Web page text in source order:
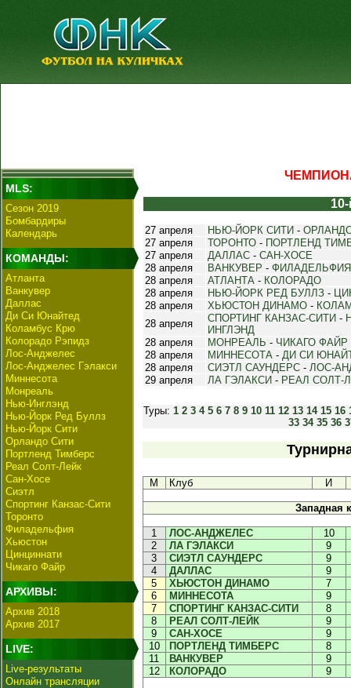
MLS:
Сезон 2019
Бомбардиры
Календарь
КОМАНДЫ:
Атланта
Ванкувер
Даллас
Ди Си Юнайтед
Коламбус Крю
Колорадо Рэпидз
Лос-Анджелес
Лос-Анджелес Гэлакси
Миннесота
Монреаль
Нью-Инглэнд
Нью-Йорк Ред Буллз
Нью-Йорк Сити
Орландо Сити
Портленд Тимберс
Реал Солт-Лейк
Сан-Хосе
Сиэтл
Спортинг Канзас-Сити
Торонто
Филадельфия
Хьюстон
Цинциннати
Чикаго Файр
АРХИВЫ:
Архив 2018
Архив 2017
LIVE:
Live-результаты
Онлайн трансляции
27 апреля НЬЮ-ЙОРК СИТИ -
27 апреля
ТОРОНТО - ПОРТЛЕНД
27 апреля
ДАЛЛАС - САН-ХОСЕ
28 апреля
ВАНКУВЕР - ФИЛАДЕЛЬФИЯ
28 апреля
АТЛАНТА - КОЛОРАДО
28 апреля
НЬЮ-ЙОРК РЕД БУЛЛЗ -
28 апреля
ХЬЮСТОН ДИНАМО -
28 апреля
СПОРТИНГ КАНЗАС-СИТИ -
ИНГЛЭНД
28 апреля
МОНРЕАЛЬ - ЧИКАГО ФАЙР
28 апреля
МИННЕСОТА - ДИ СИ
28 апреля
СИЭТЛ САУНДЕРС - ЛОС-
29 апреля
ЛА ГЭЛАКСИ - РЕАЛ СОЛТ-
Туры: 1 2 3 4 5 6 7 8 9 10 11 12 13 14 15 16
33 34 35 36
М Клуб И
Западная
1 ЛОС-АНДЖЕЛЕС
10
2
ЛА ГЭЛАКСИ
9
3
СИЭТЛ САУНДЕРС
9
4
ДАЛЛАС
9
5
ХЬЮСТОН ДИНАМО
7
6
МИННЕСОТА
9
7
СПОРТИНГ КАНЗАС-СИТИ
8
8
РЕАЛ СОЛТ-ЛЕЙК
9
9
САН-ХОСЕ
9
10
ПОРТЛЕНД ТИМБЕРС
8
11
ВАНКУВЕР
9
12
КОЛОРАДО 9